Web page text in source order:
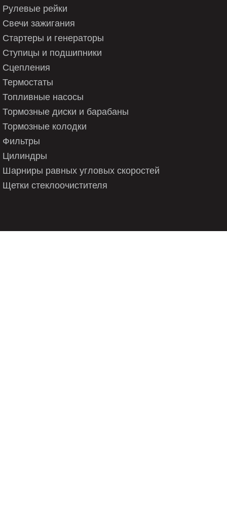
Рулевые рейки
Свечи зажигания
Стартеры и генераторы
Ступицы и подшипники
Сцепления
Термостаты
Топливные насосы
Тормозные диски и барабаны
Тормозные колодки
Фильтры
Цилиндры
Шарниры равных угловых скоростей
Щетки стеклоочистителя